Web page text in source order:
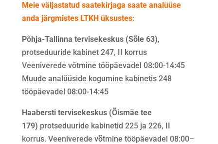
Meie väljastatud saatekirjaga saate analüüse
anda järgmistes LTKH üksustes:
Põhja-Tallinna tervisekeskus (Sõle 63),
protseduuride kabinet 247, II korrus
Veeniverede võtmine tööpäevadel 08:00-14:45
Muude analüüside kogumine kabinetis 248
tööpäevadel 08:00-14:45
Haabersti tervisekeskus (Õismäe tee
179) protseduuride kabinetid 225 ja 226, II
korrus. Veeniverede võtmine tööpäevadel 08:00–